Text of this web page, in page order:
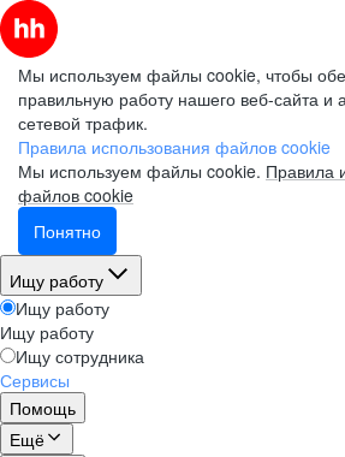
Мы используем файлы cookie, чтобы
правильную работу нашего веб-сайта и
сетевой трафик.
Правила использования файлов cookie
Мы используем файлы cookie. Правила
файлов cookie
Понятно
Ищу работу
Ищу работу
Ищу работу
Ищу сотрудника
Сервисы
Помощь
Ещё